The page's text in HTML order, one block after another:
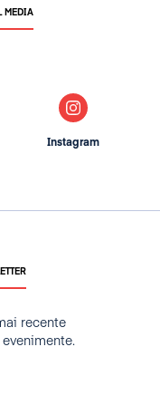
recente
MEDIA
Instagram